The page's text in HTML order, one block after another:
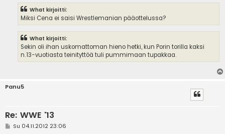
What kirjoitti:
Miksi Cena ei saisi Wrestlemanian pääottelussa?
What kirjoitti:
Sekin oli ihan uskomattoman hieno hetki, kun Porin torilla kaksi
n.13-vuotiasta teinityttöä tuli pummimaan tupakkaa.
Panu5
Re: WWE '13
VSu 04.11.2012 23:06